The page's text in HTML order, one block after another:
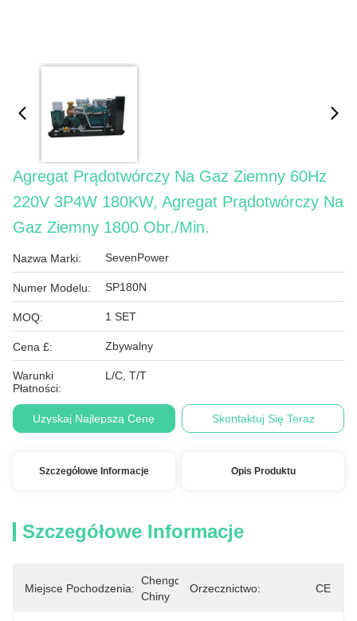
Agregat Prądotwórczy Na Gaz Ziemny 60Hz
220V 3P4W 180KW, Agregat Prądotwórczy Na
Gaz Ziemny 1800 Obr./min.
Nazwa Marki: SevenPower
Numer Modelu: SP180N
MOQ: 1 SET
Cena £: Zbywalny
Warunki
Płatności:
L/C, T/T
Uzyskaj Najlepszą Cenę Skontaktuj Się Teraz
Szczegółowe Informacje Opis Produktu
Szczegółowe Informacje
Miejsce Pochodzenia:
Chengdu,
Chiny
Orzecznictwo: CE